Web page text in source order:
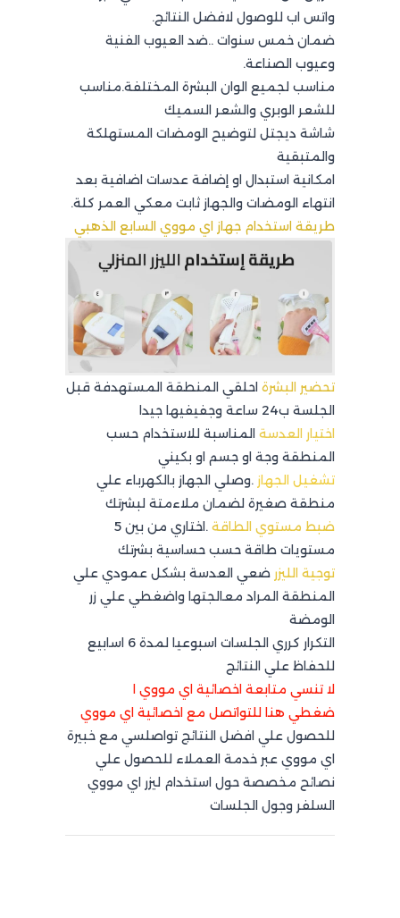
واتس اب للوصول لافضل النتائج.
ضمان خمس سنوات ..ضد العيوب الفنية
وعيوب الصناعة.
مناسب لجميع الوان البشرة المختلفة.مناسب
للشعر الوبري والشعر السميك
شاشة ديجتل لتوضيح الومضات المستهلكة
والمتبقية
امكانية استبدال او إضافة عدسات اضافية بعد
انتهاء الومضات والجهاز ثابت معكي العمر كلة.
طريقة استخدام جهاز اي مووي السابع الذهبي
تحضير البشرة احلقي المنطقة المستهدفة قبل
الجلسة ب24 ساعة وجفيفيها جيدا
اختيار العدسة المناسبة للاستخدام حسب
المنطقة وجة او جسم او بكيني
تشغيل الجهاز .وصلي الجهاز بالكهرباء علي
منطقة صغيرة لضمان ملاءمتة لبشرتك
ضبط مستوي الطاقة
.اختاري من بين 5
مستويات طاقة حسب حساسية بشرتك
توجية الليزرضعي العدسة بشكل عمودي علي
المنطقة المراد معالجتها واضغطي علي زر
الومضة
التكرار كرري الجلسات اسبوعيا لمدة 6 اسابيع
للحفاظ علي النتائج
لا تنسي متابعة اخصائية اي مووي ا
ضغطي هنا للتواتصل مع اخصائية اي مووي
للحصول علي افضل النتائج تواصلسي مع خبيرة
اي مووي عبر خدمة العملاء للحصول علي
نصائح مخصصة حول استخدام ليزر اي مووي
السلفر وجول الجلسات